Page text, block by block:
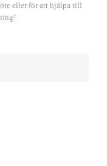
eller för att hjälpa till